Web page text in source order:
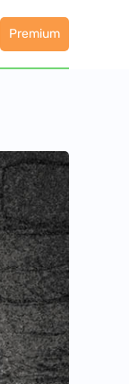
Premium